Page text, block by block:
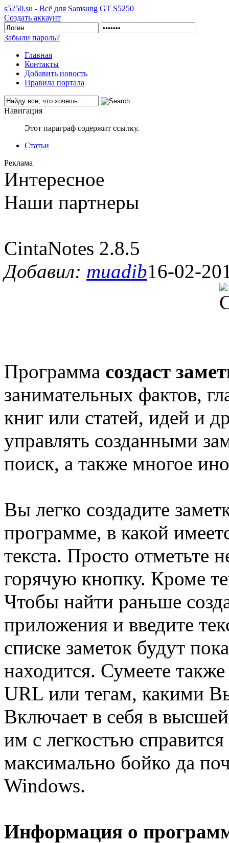
s5250.su - Всё для Samsung GT S5250
Создать аккаунт
Забыли пароль?
Главная
Контакты
Добавить новость
Правила портала
Навигация
Этот параграф содержит ссылку.
Статьи
Реклама
Интересное
Наши партнеры
CintaNotes 2.8.5
Добавил: muadib16-02-
Программа создаст
занимательных фактов,
книг или статей, идей и
управлять созданными
поиск, а также многое
Вы легко создадите
программе, в какой
текста. Просто отметьте
горячую кнопку. Кроме
Чтобы найти раньше
приложения и введите
списке заметок будут
находится. Сумеете
URL или тегам, какими
Включает в себя в
им с легкостью
максимально бойко да
Windows.
Информация о